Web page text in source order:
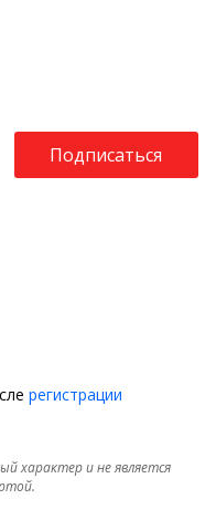
Подписаться
регистрации
характер и не является